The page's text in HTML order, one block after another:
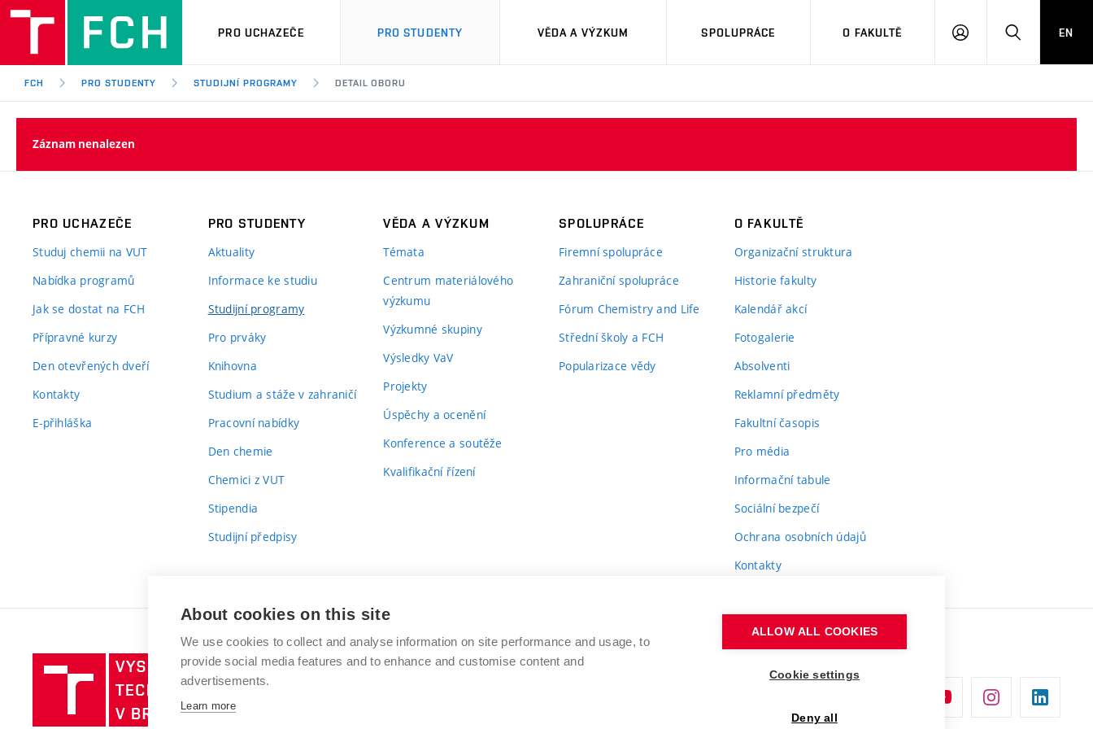
PRO UCHAZEČE PRO STUDENTY VĚDA A VÝZKUM SPOLUPRÁCE O FAKULTĚ
PŘIHLÁSITHLEDAT
EN
FCH PRO STUDENTY STUDIJNÍ PROGRAMY DETAIL OBORU
Záznam nenalezen
PRO UCHAZEČE
Studuj chemii na VUT
Nabídka programů
Jak se dostat na FCH
Přípravné kurzy
Den otevřených dveří
Kontakty
E-přihláška
PRO STUDENTY
Aktuality
Informace ke studiu
Studijní programy
Pro prváky
Knihovna
Studium a stáže v zahraničí
Pracovní nabídky
Den chemie
Chemici z VUT
Stipendia
Studijní předpisy
VĚDA A VÝZKUM
Témata
Centrum materiálového
výzkumu
Výzkumné skupiny
Výsledky VaV
Projekty
Úspěchy a ocenění
Konference a soutěže
Kvalifikační řízení
SPOLUPRÁCE
Firemní spolupráce
Zahraniční spolupráce
Fórum Chemistry and Life
Střední školy a FCH
Popularizace vědy
O FAKULTĚ
Organizační struktura
Historie fakulty
Kalendář akcí
Fotogalerie
Absolventi
Reklamní předměty
Fakultní časopis
Pro média
Informační tabule
Sociální bezpečí
Ochrana osobních údajů
Kontakty
Vysoké
učení
VYSOKÉ UČENÍ TECHNICKÉ V BRNĚ
About cookies on this site
We use cookies to collect and analyse information on site performance and usage, to
provide social media features and to enhance and customise content and
advertisements.
Learn more
ALLOW ALL COOKIES
Cookie settings
Deny all